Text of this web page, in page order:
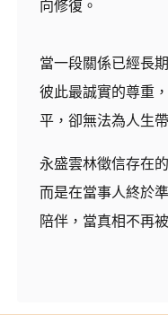
向修復。
當一段關係已經長
彼此最誠實的尊重
平，卻無法為人生
永盛雲林徵信存在
而是在當事人終於
陪伴，當真相不再